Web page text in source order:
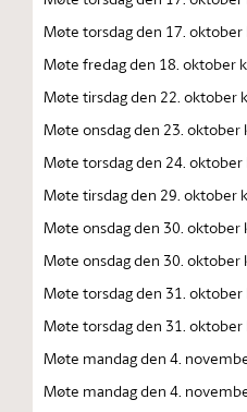
Møte torsdag den 17. oktober
Møte fredag den 18. oktober
Møte tirsdag den 22. oktober
Møte onsdag den 23. oktober
Møte torsdag den 24. oktober
Møte tirsdag den 29. oktober
Møte onsdag den 30. oktober
Møte onsdag den 30. oktober
Møte torsdag den 31. oktober
Møte torsdag den 31. oktober
Møte mandag den 4.
Møte mandag den 4.